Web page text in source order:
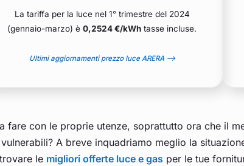
La tariffa per la luce nel 1° trimestre del 2024
(gennaio-marzo) è0,2524 €/kWh tasse incluse.
Ultimi aggiornamenti prezzo luce ARERA –>
fare con le proprie utenze, soprattutto ora che il
A breve inquadriamo meglio la
le migliori offerte luce e gas per le tue